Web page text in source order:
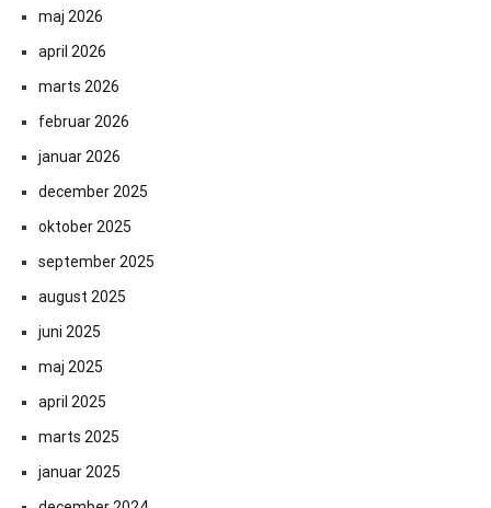
maj 2026
april 2026
marts 2026
februar 2026
januar 2026
december 2025
oktober 2025
september 2025
august 2025
juni 2025
maj 2025
april 2025
marts 2025
januar 2025